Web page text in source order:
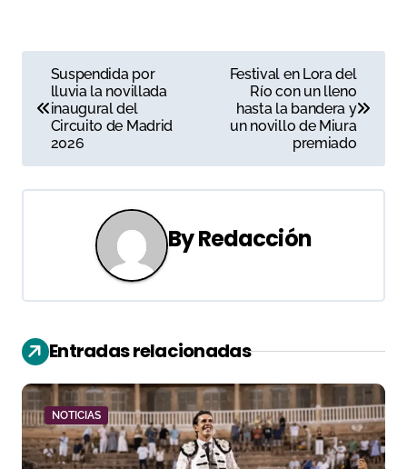
a
e
c
i
ó
n
d
Suspendida por
lluvia la novillada
inaugural del
Circuito de Madrid
2026
Festival en Lora del
Río con un lleno
hasta la bandera y
un novillo de Miura
premiado
ByRedacción
Entradas relacionadas
NOTICIAS